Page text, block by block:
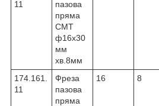
11
пазова
пряма
CMT
ф16х30
мм
хв.8мм
174.161.
11
Фреза
пазова
пряма
16 8